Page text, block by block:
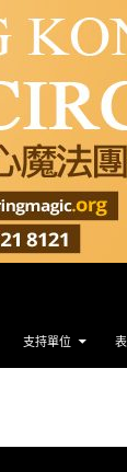
支持單位